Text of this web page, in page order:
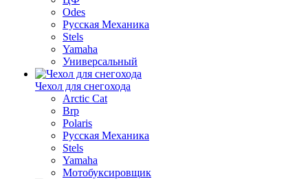
Odes
Русская Механика
Stels
Yamaha
Универсальный
Чехол для снегохода
Arctic Cat
Brp
Polaris
Русская Механика
Stels
Yamaha
Мотобуксировщик